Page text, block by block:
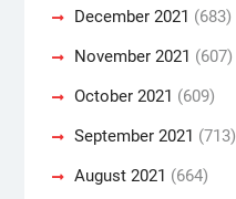
December 2021 (683)
November 2021 (607)
October 2021 (609)
September 2021 (713)
August 2021 (664)